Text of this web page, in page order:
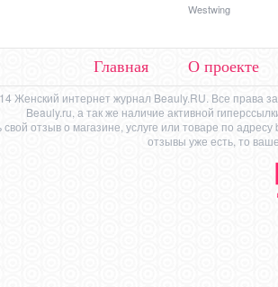
Westwing
Главная О проекте
Женский интернет журнал Beauly.RU. Все права
Beauly.ru, а так же наличие активной
отзыв о магазине, услуге или товаре по адресу
отзывы уже есть, то